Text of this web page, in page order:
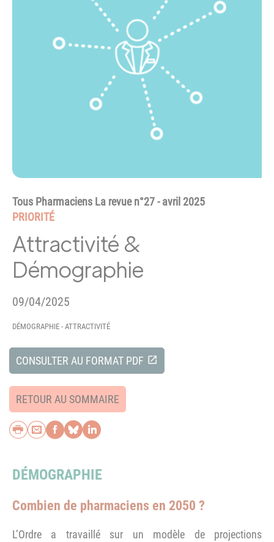
Tous Pharmaciens La revue n°27 - avril 2025
PRIORITÉ
Attractivité &
Démographie
09/04/2025
DÉMOGRAPHIE - ATTRACTIVITÉ
CONSULTER AU FORMAT PDF
RETOUR AU SOMMAIRE
Imprimer
Envoyer par e-mail
Partager sur Facebook
Partager sur Bluesky
Partager sur LinkedIn
DÉMOGRAPHIE
Combien de pharmaciens en 2050 ?
L’Ordre a travaillé sur un modèle de projections